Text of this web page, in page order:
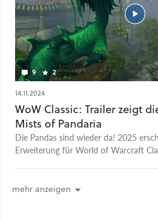
9 2
14.11.2024
WoW Classic: Trailer zeigt
Mists of Pandaria
Die Pandas sind wieder da! 2025
Erweiterung für World of Warcraft
Insel Pandaria, wo die gleichnamigen
mehr anzeigen